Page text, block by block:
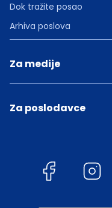
Dok tražite posao
Arhiva poslova
Za medije
Za poslodavce